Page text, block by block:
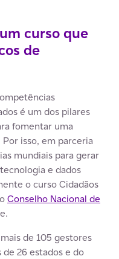
curso que
de
é um dos pilares
fomentar uma
isso, em parceria
mundiais para gerar
e dados
o curso Cidadãos
Conselho Nacional de
de 105 gestores
26 estados e do